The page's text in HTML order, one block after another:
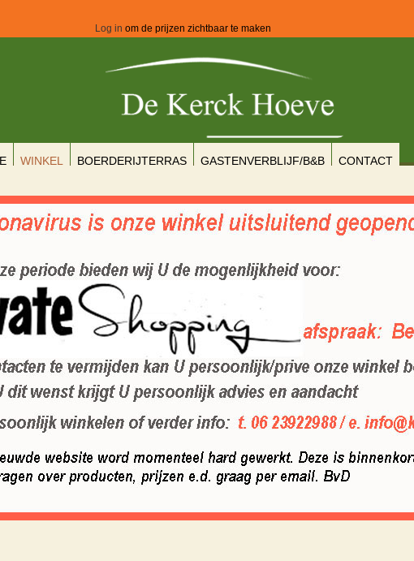
Log in om de prijzen zichtbaar te maken
WINKEL BOERDERIJTERRAS GASTENVERBLIJF/B&B CONTACT